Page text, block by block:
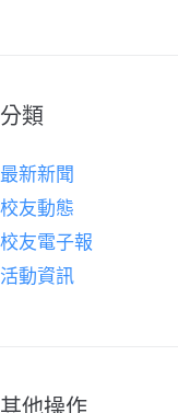
分類
最新新聞
校友動態
校友電子報
活動資訊
其他操作